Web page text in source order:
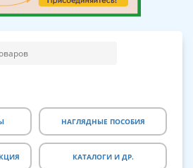
НАГЛЯДНЫЕ ПОСОБИЯ
КАТАЛОГИ И ДР.